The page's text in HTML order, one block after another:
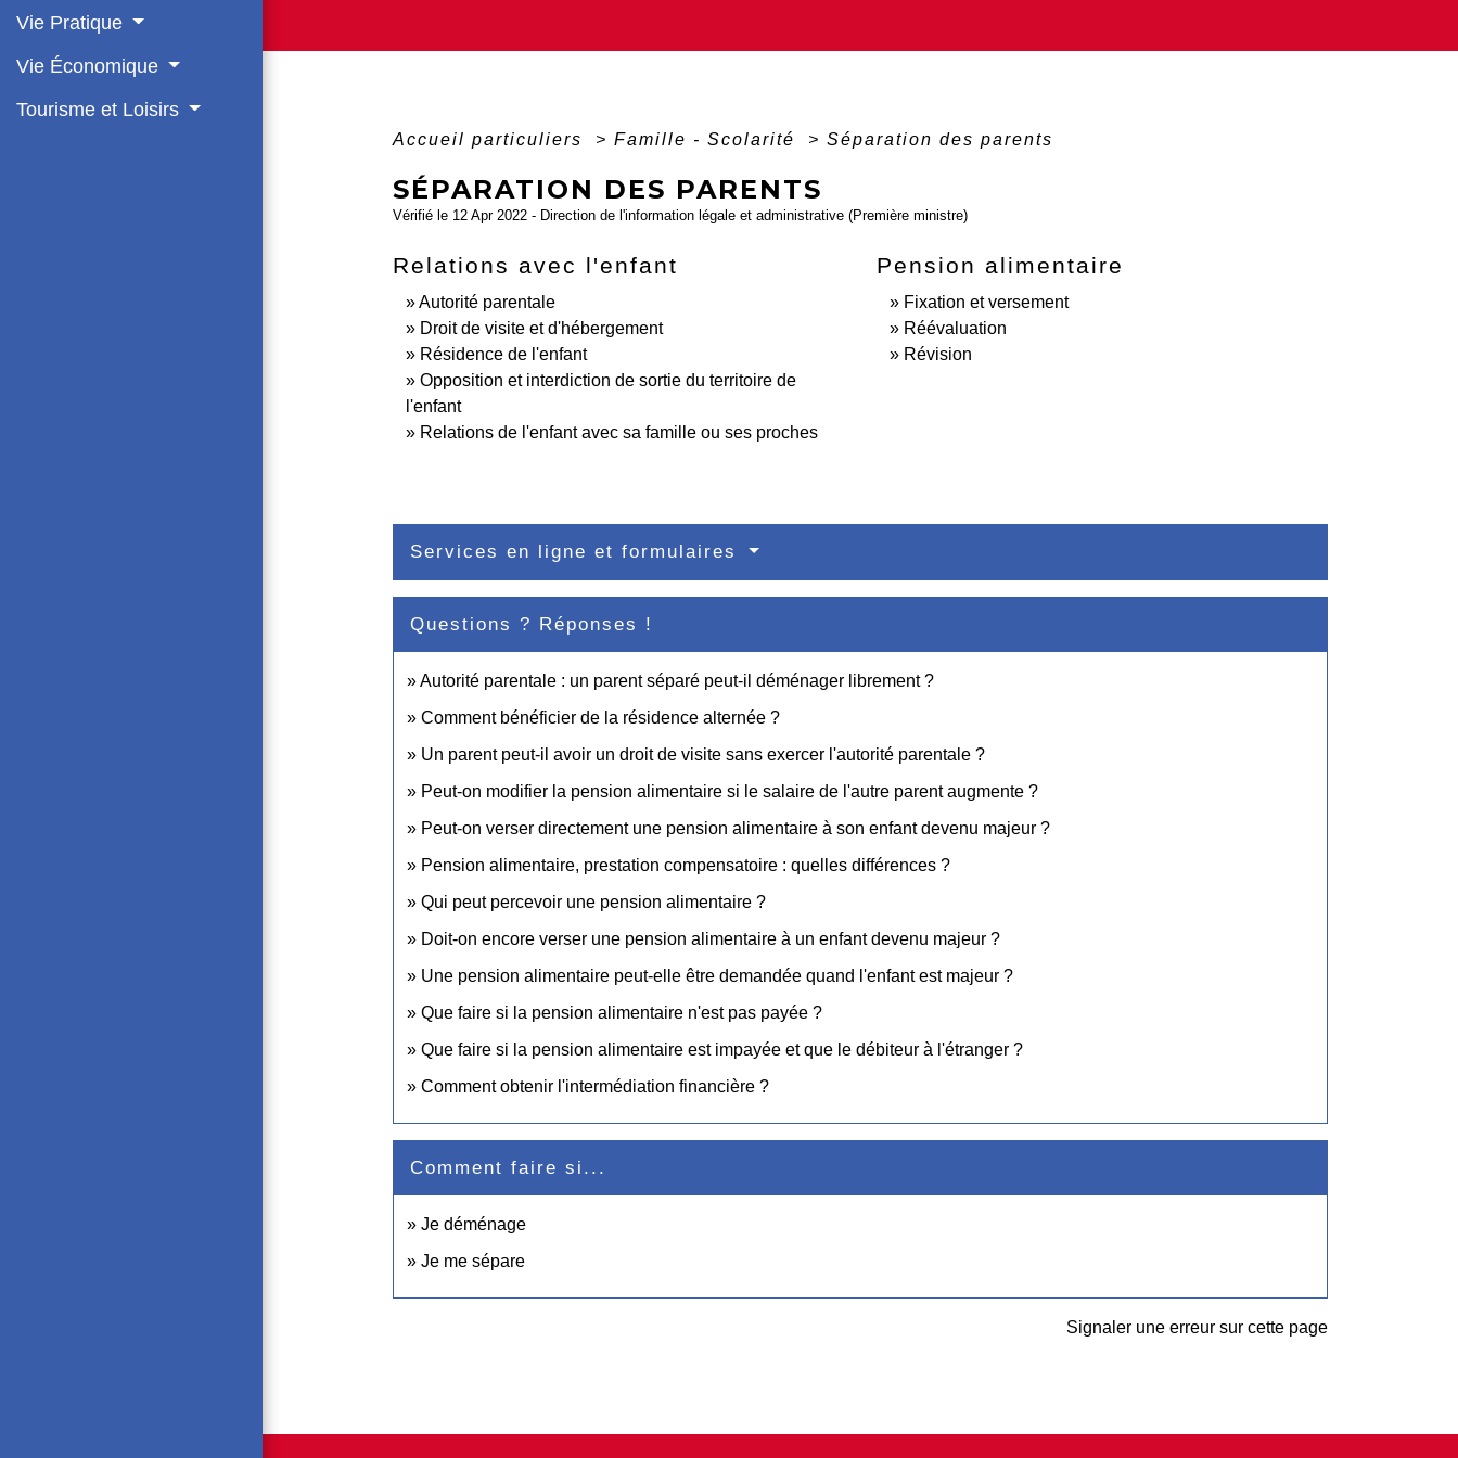
Vie Pratique
Vie Économique
Tourisme et Loisirs
Accueil particuliers > Famille - Scolarité > Séparation des parents
SÉPARATION DES PARENTS
Vérifié le 12 Apr 2022 - Direction de l'information légale et administrative (Première ministre)
Relations avec l'enfant
Autorité parentale
Droit de visite et d'hébergement
Résidence de l'enfant
Opposition et interdiction de sortie du territoire de
l'enfant
Relations de l'enfant avec sa famille ou ses proches
Pension alimentaire
Fixation et versement
Réévaluation
Révision
Services en ligne et formulaires
Questions ? Réponses !
Autorité parentale : un parent séparé peut-il déménager librement ?
Comment bénéficier de la résidence alternée ?
Un parent peut-il avoir un droit de visite sans exercer l'autorité parentale ?
Peut-on modifier la pension alimentaire si le salaire de l'autre parent augmente ?
Peut-on verser directement une pension alimentaire à son enfant devenu majeur ?
Pension alimentaire, prestation compensatoire : quelles différences ?
Qui peut percevoir une pension alimentaire ?
Doit-on encore verser une pension alimentaire à un enfant devenu majeur ?
Une pension alimentaire peut-elle être demandée quand l'enfant est majeur ?
Que faire si la pension alimentaire n'est pas payée ?
Que faire si la pension alimentaire est impayée et que le débiteur à l'étranger ?
Comment obtenir l'intermédiation financière ?
Comment faire si...
Je déménage
Je me sépare
Signaler une erreur sur cette page